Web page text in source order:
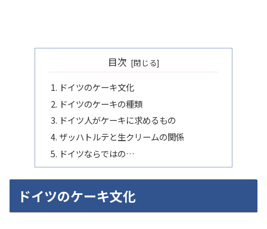
目次
ドイツのケーキ文化
ドイツのケーキの種類
ドイツ人がケーキに求めるもの
ザッハトルテと生クリームの関係
ドイツならではの…
ドイツのケーキ文化